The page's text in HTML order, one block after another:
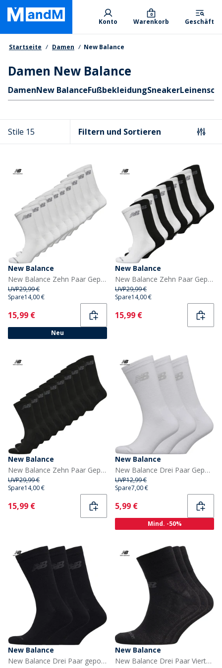
Skip
main
content
Primary departments
Konto Warenkorb
0
Geschäft
Brotkrumen
Startseite Damen New Balance
Damen New Balance
Schnellzugriff
DamenNew BalanceFußbekleidungSneaker
Stile 15 Filtern und Sortieren
New Balance
New Balance Zehn Paar Gepolsterte Socken Weiß
UVP29,99 €
Spare14,00 €
Current
15,99 €
Neu
New Balance
New Balance Zehn Paar Gepolsterte Socken mit Knöchelbund Schwarz/Weiß
UVP29,99 €
Spare14,00 €
Current
15,99 €
New Balance
New Balance Zehn Paar Gepolsterte Socken Crew Schwarz
UVP29,99 €
Spare14,00 €
Current
15,99 €
New Balance
New Balance Drei Paar Gepolsterte Socken Weiß
UVP12,99 €
Spare7,00 €
Current
5,99 €
Mind. -50%
New Balance
New Balance Drei Paar gepolsterte Socken Schwarz
New Balance
New Balance Drei Paar Viertelsocken Schwarz